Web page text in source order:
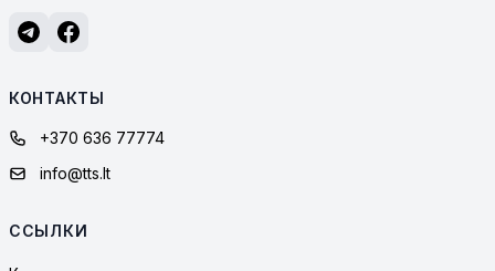
КОНТАКТЫ
+370 636 77774
info@tts.lt
ССЫЛКИ